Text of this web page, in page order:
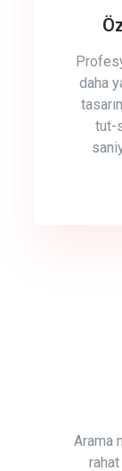
daha
tut-
Arama